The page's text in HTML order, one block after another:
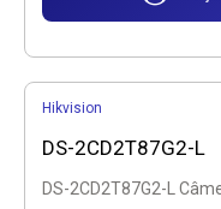
Hikvision
DS-2CD2T87G2-L
DS-2CD2T87G2-L